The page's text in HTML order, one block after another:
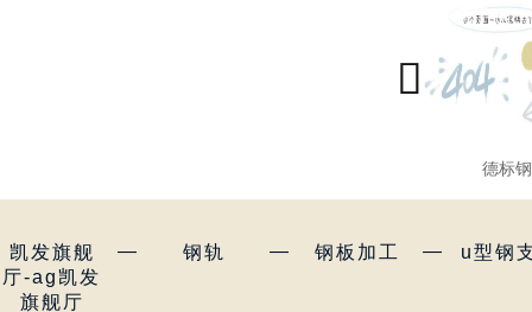
德标

凯发旗舰
厅-ag凯发
旗舰厅
— 钢轨 — 钢板加工 — u型钢